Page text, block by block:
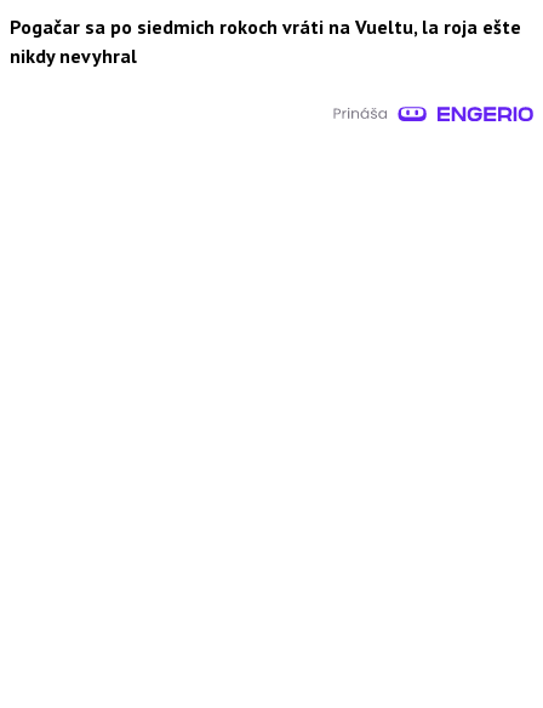
Pogačar sa po siedmich rokoch vráti na Vueltu, la roja ešte
nikdy nevyhral